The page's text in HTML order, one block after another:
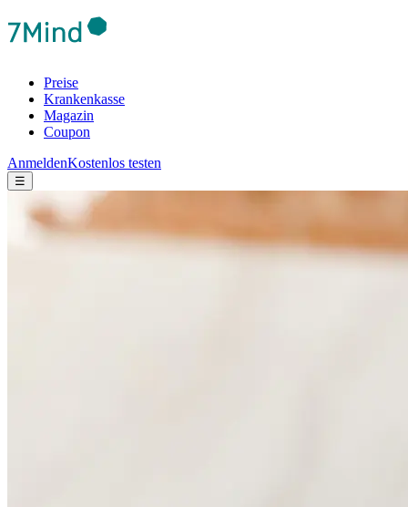
Preise
Krankenkasse
Magazin
Coupon
AnmeldenKostenlos testen
☰